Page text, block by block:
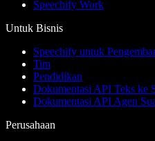
Speechify Work
Untuk Bisnis
Speechify untuk
Tim
Pendidikan
Dokumentasi API Teks ke
Dokumentasi API Agen
Perusahaan